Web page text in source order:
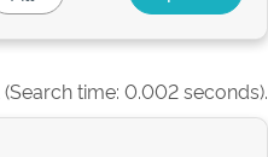
(Search time: 0.002 seconds).